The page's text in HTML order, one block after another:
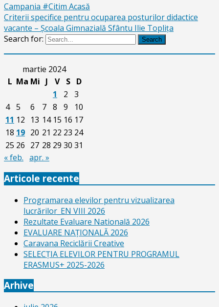
Campania #Citim Acasă
Criterii specifice pentru ocuparea posturilor didactice
vacante – Școala Gimnazială Sfântu Ilie Toplița
Search for:
Search
martie 2024
L Ma Mi J V S
D
1
2
3
4 5 6 7 8 9
10
11 12 13 14 15 16 17
18 19 20 21 22 23 24
25 26 27 28 29 30 31
« feb. apr. »
Articole recente
Programarea elevilor pentru vizualizarea
lucrărilor_EN VIII 2026
Rezultate Evaluare Natională 2026
EVALUARE NAŢIONALĂ 2026
Caravana Reciclării Creative
SELECŢIA ELEVILOR PENTRU PROGRAMUL
ERASMUS+ 2025-2026
Arhive